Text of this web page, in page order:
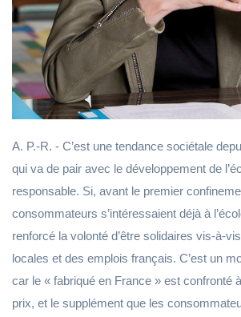
A. P.-R. - C’est une tendance sociétale
qui va de pair avec le développement de
responsable. Si, avant le premier
consommateurs s’intéressaient déjà à
renforcé la volonté d’être solidaires vis-à-
locales et des emplois français. C’est un
car le « fabriqué en France » est confronté
prix, et le supplément que les